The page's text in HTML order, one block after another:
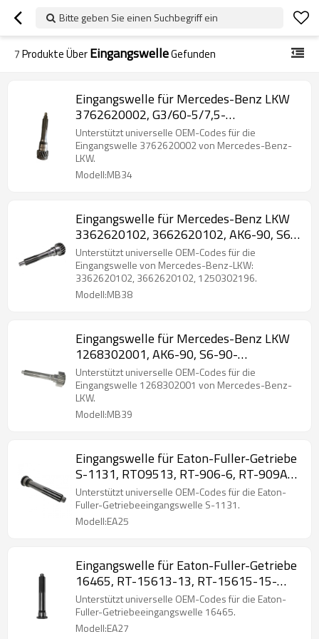
Bitte geben Sie einen Suchbegriff ein
7Produkte ÜberEingangswelleGefunden
Eingangswelle für Mercedes-Benz LKW
3762620002, G3/60-5/7,5-
PAARZAHNRÄDER
Unterstützt universelle OEM-Codes für die
Eingangswelle 3762620002 von Mercedes-Benz-
LKW.
Modell:MB34
Eingangswelle für Mercedes-Benz LKW
3362620102, 3662620102, AK6-90, S6-
90-PAIRGEARS
Unterstützt universelle OEM-Codes für die
Eingangswelle von Mercedes-Benz-LKW:
3362620102, 3662620102, 1250302196.
Modell:MB38
Eingangswelle für Mercedes-Benz LKW
1268302001, AK6-90, S6-90-
PAIRGEARS
Unterstützt universelle OEM-Codes für die
Eingangswelle 1268302001 von Mercedes-Benz-
LKW.
Modell:MB39
Eingangswelle für Eaton-Fuller-Getriebe
S-1131, RTO9513, RT-906-6, RT-909A-
9-PAIRGEARS
Unterstützt universelle OEM-Codes für die Eaton-
Fuller-Getriebeeingangswelle S-1131.
Modell:EA25
Eingangswelle für Eaton-Fuller-Getriebe
16465, RT-15613-13, RT-15615-15-
PAIRGEARS
Unterstützt universelle OEM-Codes für die Eaton-
Fuller-Getriebeeingangswelle 16465.
Modell:EA27